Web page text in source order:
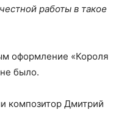
работы в такое
оформление «Короля
было.
композитор Дмитрий